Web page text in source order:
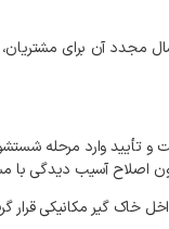
مجدد آن برای مشتریان،
و تأیید وارد مرحله
اصلاح آسیب دیدگی با
خاک گیر مکانیکی قرار